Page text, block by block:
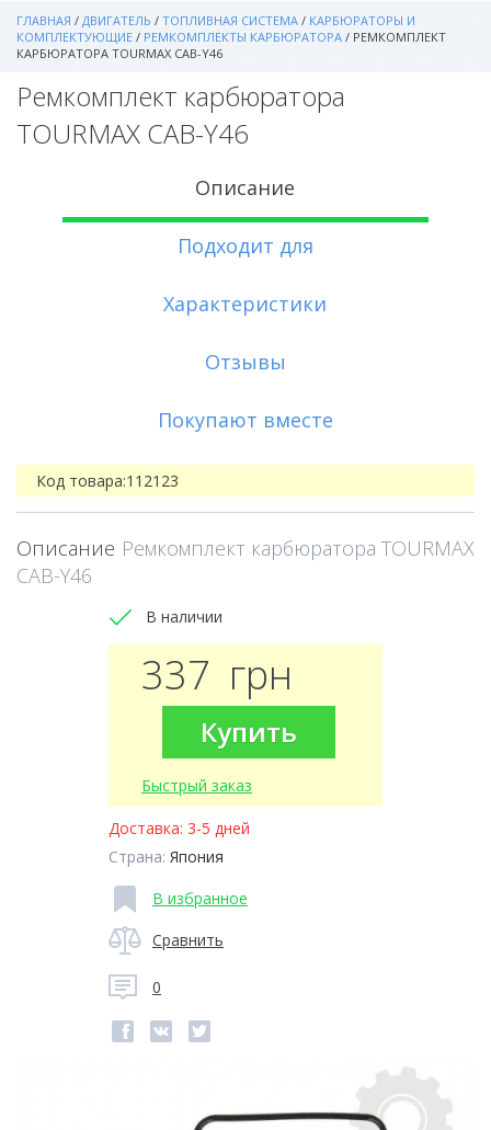
ГЛАВНАЯ / ДВИГАТЕЛЬ / ТОПЛИВНАЯ СИСТЕМА / КАРБЮРАТОРЫ И
КОМПЛЕКТУЮЩИЕ / РЕМКОМПЛЕКТЫ КАРБЮРАТОРА / РЕМКОМПЛЕКТ
КАРБЮРАТОРА TOURMAX CAB-Y46
Ремкомплект карбюратора
TOURMAX CAB-Y46
Описание
Подходит для
Характеристики
Отзывы
Покупают вместе
Код товара:112123
Описание Ремкомплект карбюратора TOURMAX
CAB-Y46
В наличии
337 грн
Купить
Быстрый заказ
Доставка: 3-5 дней
Страна: Япония
В избранное
Сравнить
0